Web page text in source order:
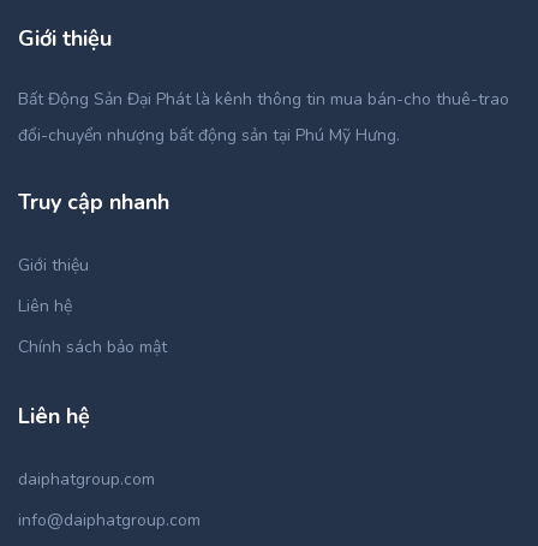
Giới thiệu
Bất Động Sản Đại Phát là kênh thông tin mua bán-cho thuê-trao
đổi-chuyển nhượng bất động sản tại Phú Mỹ Hưng.
Truy cập nhanh
Giới thiệu
Liên hệ
Chính sách bảo mật
Liên hệ
daiphatgroup.com
info@daiphatgroup.com